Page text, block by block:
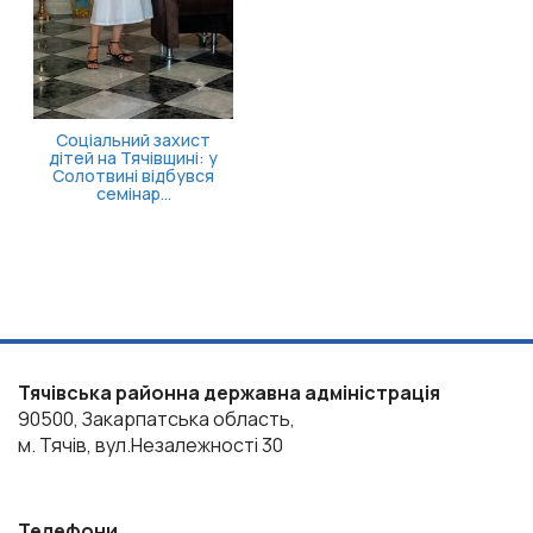
Тячівська районна державна адміністрація
90500, Закарпатська область,
м. Тячів, вул.Незалежності 30